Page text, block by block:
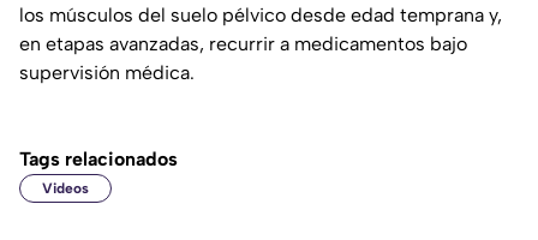
los músculos del suelo pélvico desde edad temprana y,
en etapas avanzadas, recurrir a medicamentos bajo
supervisión médica.
Tags relacionados
Videos